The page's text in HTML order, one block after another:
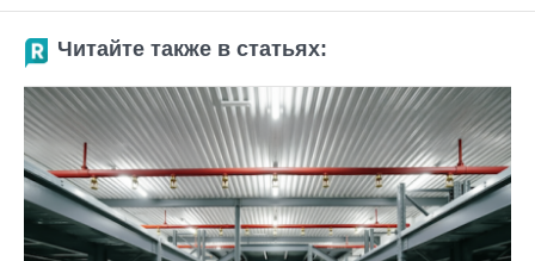
Читайте также в статьях: